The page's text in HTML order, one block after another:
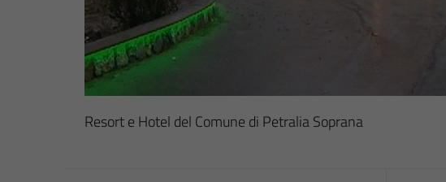
Resort e Hotel del Comune di Petralia Soprana